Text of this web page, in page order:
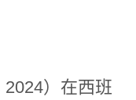
）在西班